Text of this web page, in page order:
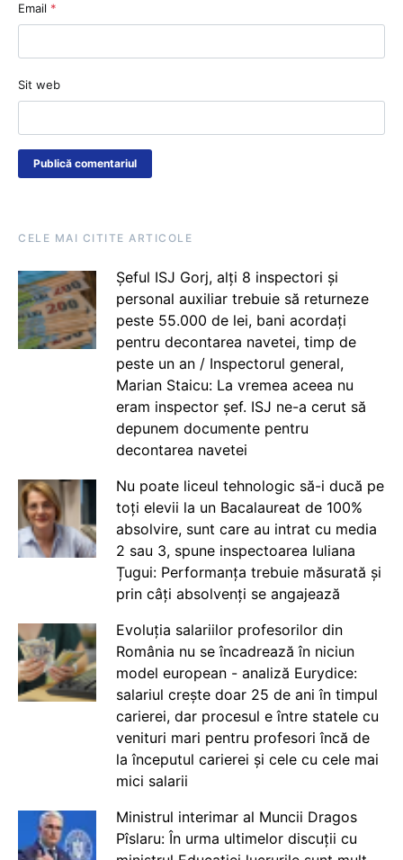
Email *
Sit web
CELE MAI CITITE ARTICOLE
Șeful ISJ Gorj, alți 8 inspectori și
personal auxiliar trebuie să returneze
peste 55.000 de lei, bani acordați
pentru decontarea navetei, timp de
peste un an / Inspectorul general,
Marian Staicu: La vremea aceea nu
eram inspector șef. ISJ ne-a cerut să
depunem documente pentru
decontarea navetei
Nu poate liceul tehnologic să-i ducă pe
toți elevii la un Bacalaureat de 100%
absolvire, sunt care au intrat cu media
2 sau 3, spune inspectoarea Iuliana
Țugui: Performanța trebuie măsurată și
prin câți absolvenți se angajează
Evoluția salariilor profesorilor din
România nu se încadrează în niciun
model european - analiză Eurydice:
salariul crește doar 25 de ani în timpul
carierei, dar procesul e între statele cu
venituri mari pentru profesori încă de
la începutul carierei și cele cu cele mai
mici salarii
Ministrul interimar al Muncii Dragos
Pîslaru: În urma ultimelor discuții cu